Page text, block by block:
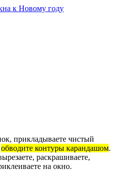
прикладываете чистый
обводите контуры карандашом.
раскрашиваете,
на окно.